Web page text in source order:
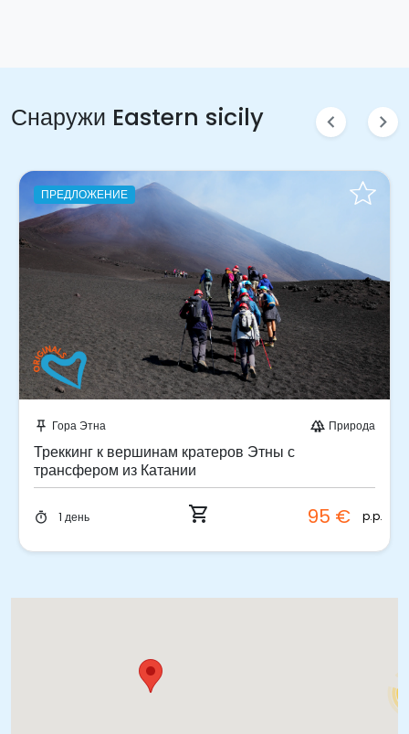
Снаружи Eastern sicily chevron_left chevron_right
forest Природа
Этны с
95 €
Треккинг к вершинам кратеров
1 день shopping_cart